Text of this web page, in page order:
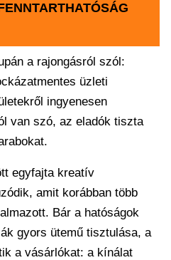
a rajongásról szól:
üzleti
ingyenesen
van szó, az eladók tiszta
egyfajta kreatív
amit korábban több
Bár a hatóságok
gyors ütemű tisztulása, a
a vásárlókat: a kínálat